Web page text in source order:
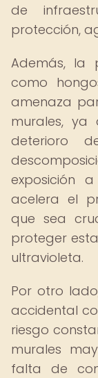
de
protección,
Además, la
como
amenaza
murales, ya
deterioro
exposición
acelera el
que sea
proteger
ultravioleta.
Por otro
accidental
riesgo
murales
falta de